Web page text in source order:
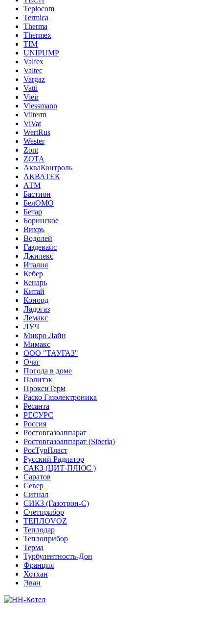
Teplocom
Termica
Therma
Thermex
TIM
UNIPUMP
Valfex
Valtec
Vargaz
Vatti
Vieir
Viessmann
Vilterm
ViVat
WertRus
Wester
Zont
ZOTA
АкваКонтроль
АКВАТЕК
АТМ
Бастион
БелОМО
Бетар
Боринское
Вихрь
Водолей
Газдевайс
Джилекс
Италия
Кебер
Кенарь
Китай
Конорд
Ладогаз
Лемакс
ЛУЧ
Микро Лайн
Мимакс
ООО "ТАУГАЗ"
Очаг
Погода в доме
Политэк
ПроксиТерм
Раско Газэлектроника
Ресанта
РЕСУРС
Россия
Ростовгазоаппарат
Ростовгазоаппарат (Siberia)
РосТурПласт
Русский Радиатор
САКЗ (ЦИТ-ПЛЮС )
Саратов
Север
Сигнал
СИКЗ (Газотрон-С)
Счетприбор
ТЕПЛОVOZ
Теплодар
Теплоприбор
Терма
Турбулентность-Дон
Франция
Хотхан
Эван